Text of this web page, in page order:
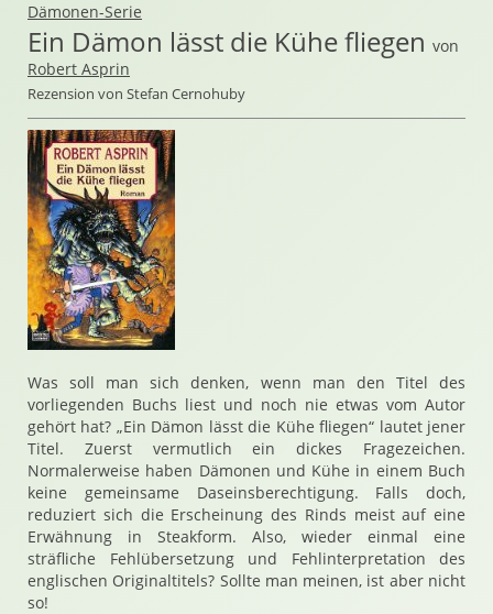
Dämonen-Serie
Ein Dämon lässt die Kühe fliegen von
Robert Asprin
Rezension von Stefan Cernohuby
Was soll man sich denken, wenn man den Titel des
vorliegenden Buchs liest und noch nie etwas vom Autor
gehört hat? „Ein Dämon lässt die Kühe fliegen“ lautet jener
Titel. Zuerst vermutlich ein dickes Fragezeichen.
Normalerweise haben Dämonen und Kühe in einem Buch
keine gemeinsame Daseinsberechtigung. Falls doch,
reduziert sich die Erscheinung des Rinds meist auf eine
Erwähnung in Steakform. Also, wieder einmal eine
sträfliche Fehlübersetzung und Fehlinterpretation des
englischen Originaltitels? Sollte man meinen, ist aber nicht
so!